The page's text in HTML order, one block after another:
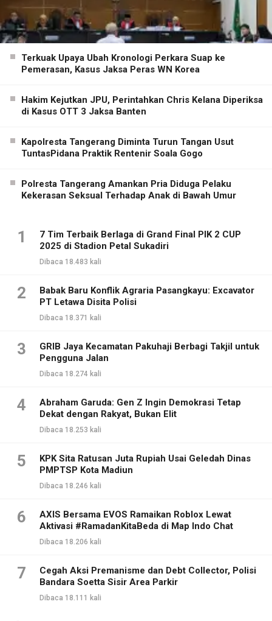
Terkuak Upaya Ubah Kronologi Perkara Suap ke
Pemerasan, Kasus Jaksa Peras WN Korea
Hakim Kejutkan JPU, Perintahkan Chris Kelana Diperiksa
di Kasus OTT 3 Jaksa Banten
Kapolresta Tangerang Diminta Turun Tangan Usut
TuntasPidana Praktik Rentenir Soala Gogo
Polresta Tangerang Amankan Pria Diduga Pelaku
Kekerasan Seksual Terhadap Anak di Bawah Umur
1
7 Tim Terbaik Berlaga di Grand Final PIK 2 CUP
2025 di Stadion Petal Sukadiri
Dibaca 18.483 kali
2
Babak Baru Konflik Agraria Pasangkayu: Excavator
PT Letawa Disita Polisi
Dibaca 18.371 kali
3
GRIB Jaya Kecamatan Pakuhaji Berbagi Takjil untuk
Pengguna Jalan
Dibaca 18.274 kali
4
Abraham Garuda: Gen Z Ingin Demokrasi Tetap
Dekat dengan Rakyat, Bukan Elit
Dibaca 18.253 kali
5
KPK Sita Ratusan Juta Rupiah Usai Geledah Dinas
PMPTSP Kota Madiun
Dibaca 18.246 kali
6
AXIS Bersama EVOS Ramaikan Roblox Lewat
Aktivasi #RamadanKitaBeda di Map Indo Chat
Dibaca 18.206 kali
7
Cegah Aksi Premanisme dan Debt Collector, Polisi
Bandara Soetta Sisir Area Parkir
Dibaca 18.111 kali